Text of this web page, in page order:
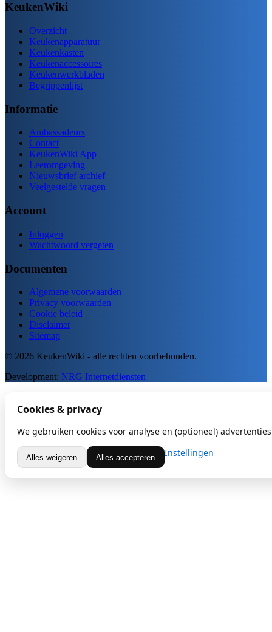
KeukenWiki
Overzicht
Keukenapparatuur
Keukenkasten
Keukenaccessoires
Keukenwerkbladen
Begrippenlijst
Informatie
Ambassadeurs
Contact
KeukenWiki App
Leeromgeving
Nieuwsbrief archief
Veelgestelde vragen
Account
Inloggen
Wachtwoord vergeten
Documenten
Algemene voorwaarden
Privacy voorwaarden
Cookie beleid
Disclaimer
Sitemap
© 2026 KeukenWiki - alle rechten voorbehouden.
Development: NRG Internetdiensten
Cookies & privacy
We gebruiken cookies voor analyse en (optioneel)
Alles weigeren Alles accepteren Instellingen